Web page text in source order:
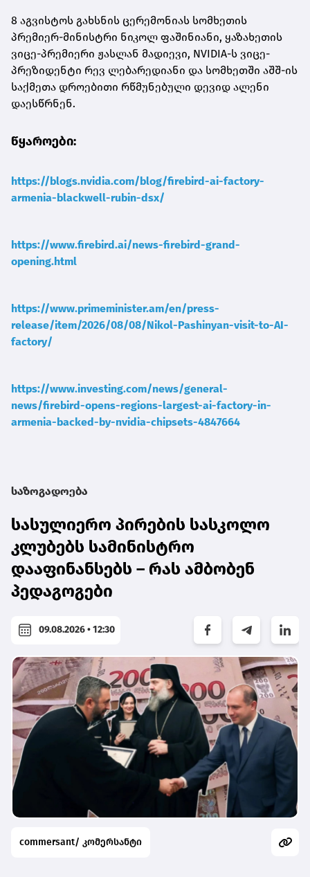
8 აგვისტოს გახსნის ცერემონიას სომხეთის
პრემიერ-მინისტრი ნიკოლ ფაშინიანი, ყაზახეთის
ვიცე-პრემიერი ჟასლან მადიევი, NVIDIA-ს ვიცე-
პრეზიდენტი რევ ლებარედიანი და სომხეთში აშშ-ის
საქმეთა დროებითი რწმუნებული დევიდ ალენი
დაესწრნენ.
წყაროები:
https://blogs.nvidia.com/blog/firebird-ai-factory-
armenia-blackwell-rubin-dsx/
https://www.firebird.ai/news-firebird-grand-
opening.html
https://www.primeminister.am/en/press-
release/item/2026/08/08/Nikol-Pashinyan-visit-to-AI-
factory/
https://www.investing.com/news/general-
news/firebird-opens-regions-largest-ai-factory-in-
armenia-backed-by-nvidia-chipsets-4847664
საზოგადოება
სასულიერო პირების სასკოლო
კლუბებს სამინისტრო
დააფინანსებს – რას ამბობენ
პედაგოგები
09.08.2026 • 12:30
commersant/ კომერსანტი